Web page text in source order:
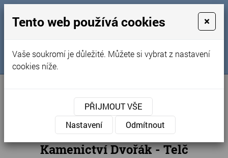
Obchodní podmínky
Kontakty
Naše kamenictví
Sledujte nás na FB
Internetový obchod
Kamenictví Dvořák - Telč
Tento web používá cookies ×
Vaše soukromí je důležité. Můžete si vybrat z nastavení
cookies níže.
PŘIJMOUT VŠE
Nastavení
Odmítnout